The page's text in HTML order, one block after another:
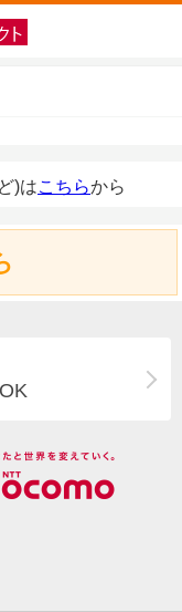
)はこちらから